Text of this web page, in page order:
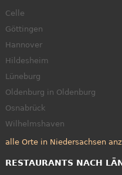
Celle
Göttingen
Hannover
Hildesheim
Lüneburg
Oldenburg in Oldenburg
Osnabrück
Wilhelmshaven
alle Orte in Niedersachsen
RESTAURANTS NACH